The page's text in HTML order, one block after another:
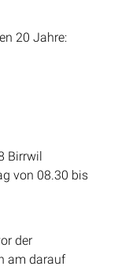
20 Jahre:
Birrwil
von 08.30 bis
der
am darauf